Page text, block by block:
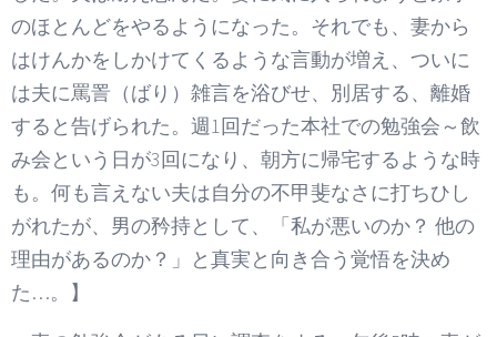
のほとんどをやるようになった。それでも、妻から
はけんかをしかけてくるような言動が増え、ついに
は夫に罵詈（ばり）雑言を浴びせ、別居する、離婚
すると告げられた。週1回だった本社での勉強会～飲
み会という日が3回になり、朝方に帰宅するような時
も。何も言えない夫は自分の不甲斐なさに打ちひし
がれたが、男の矜持として、「私が悪いのか？ 他の
理由があるのか？」と真実と向き合う覚悟を決め
た…。】